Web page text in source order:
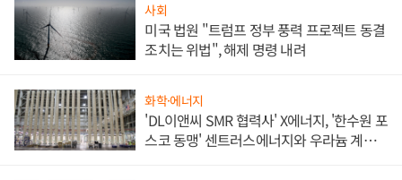
사회
미국 법원 "트럼프 정부 풍력 프로젝트 동결
조치는 위법", 해제 명령 내려
화학·에너지
'DL이앤씨 SMR 협력사' X에너지, '한수원 포
스코 동맹' 센트러스에너지와 우라늄 계약